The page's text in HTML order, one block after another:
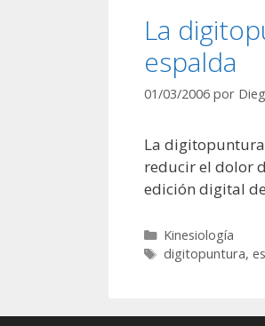
La
espalda
01/03/2006 por
La
reducir el dolor
edición digital
Categorías
Kinesiología
Etiquetas
digitopuntura,